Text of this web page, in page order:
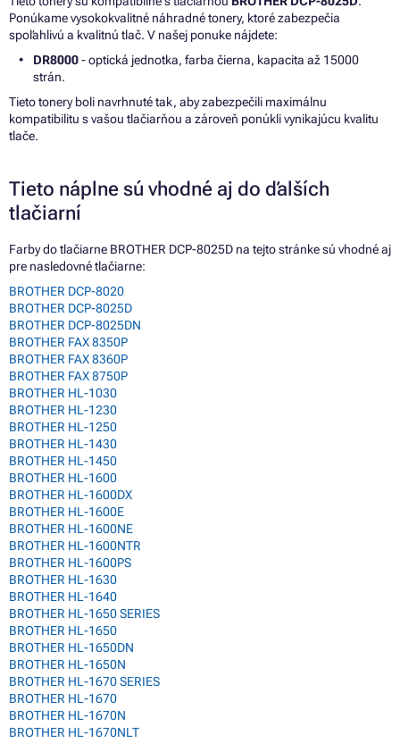
Ponúkame vysokokvalitné náhradné tonery, ktoré zabezpečia
spoľahlivú a kvalitnú tlač. V našej ponuke nájdete:
DR8000- optická jednotka, farba čierna, kapacita až 15000
strán.
Tieto tonery boli navrhnuté tak, aby zabezpečili maximálnu
kompatibilitu s vašou tlačiarňou a zároveň ponúkli vynikajúcu kvalitu
tlače.
Tieto náplne sú vhodné aj do ďalších
tlačiarní
Farby do tlačiarne BROTHER DCP-8025D na tejto stránke sú vhodné aj
pre nasledovné tlačiarne:
BROTHER DCP-8020
BROTHER DCP-8025D
BROTHER DCP-8025DN
BROTHER FAX 8350P
BROTHER FAX 8360P
BROTHER FAX 8750P
BROTHER HL-1030
BROTHER HL-1230
BROTHER HL-1250
BROTHER HL-1430
BROTHER HL-1450
BROTHER HL-1600
BROTHER HL-1600DX
BROTHER HL-1600E
BROTHER HL-1600NE
BROTHER HL-1600NTR
BROTHER HL-1600PS
BROTHER HL-1630
BROTHER HL-1640
BROTHER HL-1650 SERIES
BROTHER HL-1650
BROTHER HL-1650DN
BROTHER HL-1650N
BROTHER HL-1670 SERIES
BROTHER HL-1670
BROTHER HL-1670N
BROTHER HL-1670NLT